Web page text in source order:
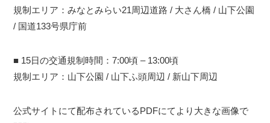
規制エリア：みなとみらい21周辺道路 / 大さん橋 / 山下公園
/ 国道133号県庁前
■ 15日の交通規制時間：7:00頃 – 13:00頃
規制エリア：山下公園 / 山下ふ頭周辺 / 新山下周辺
公式サイトにて配布されているPDFにてより大きな画像で